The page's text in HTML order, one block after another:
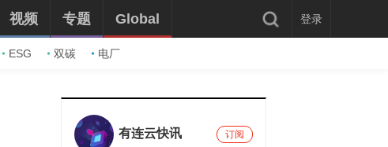
ESG 双碳 电厂
视频 专题 Global 登录
有连云快讯 订阅